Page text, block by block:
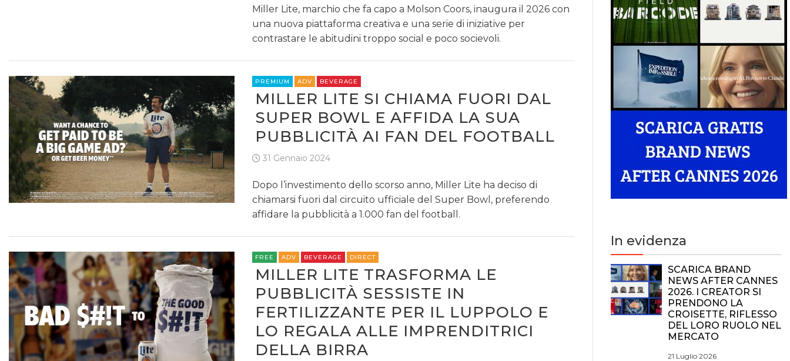
TREND
OPINIONI
Miller Lite, marchio che fa capo a Molson Coors, inaugura il 2026 con
una nuova piattaforma creativa e una serie di iniziative per
contrastare le abitudini troppo social e poco socievoli.
PREMIUM ADV BEVERAGE
MILLER LITE SI CHIAMA FUORI DAL
SUPER BOWL E AFFIDA LA SUA
PUBBLICITÀ AI FAN DEL FOOTBALL
31 Gennaio 2024
Dopo l’investimento dello scorso anno, Miller Lite ha deciso di
chiamarsi fuori dal circuito ufficiale del Super Bowl, preferendo
affidare la pubblicità a 1.000 fan del football.
FREE ADV BEVERAGE DIRECT
MILLER LITE TRASFORMA LE
PUBBLICITÀ SESSISTE IN
FERTILIZZANTE PER IL LUPPOLO E
LO REGALA ALLE IMPRENDITRICI
DELLA BIRRA
In evidenza
SCARICA BRAND
NEWS AFTER CANNES
2026. I CREATOR SI
PRENDONO LA
CROISETTE, RIFLESSO
DEL LORO RUOLO NEL
MERCATO
21 Luglio 2026